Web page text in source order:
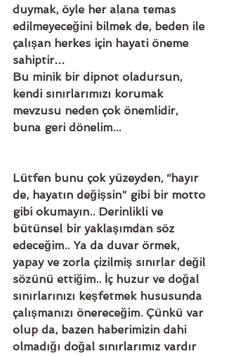
duymak, öyle her alana temas
edilmeyeceğini bilmek de, beden ile
çalışan herkes için hayati öneme
sahiptir…
Bu minik bir dipnot oladursun,
kendi sınırlarımızı korumak
mevzusu neden çok önemlidir,
buna geri dönelim...
Lütfen bunu çok yüzeyden, “hayır
de, hayatın değişsin” gibi bir motto
gibi okumayın.. Derinlikli ve
bütünsel bir yaklaşımdan söz
edeceğim.. Ya da duvar örmek,
yapay ve zorla çizilmiş sınırlar değil
sözünü ettiğim.. İç huzur ve doğal
sınırlarınızı keşfetmek hususunda
çalışmanızı önereceğim. Çünkü var
olup da, bazen haberimizin dahi
olmadığı doğal sınırlarımız vardır